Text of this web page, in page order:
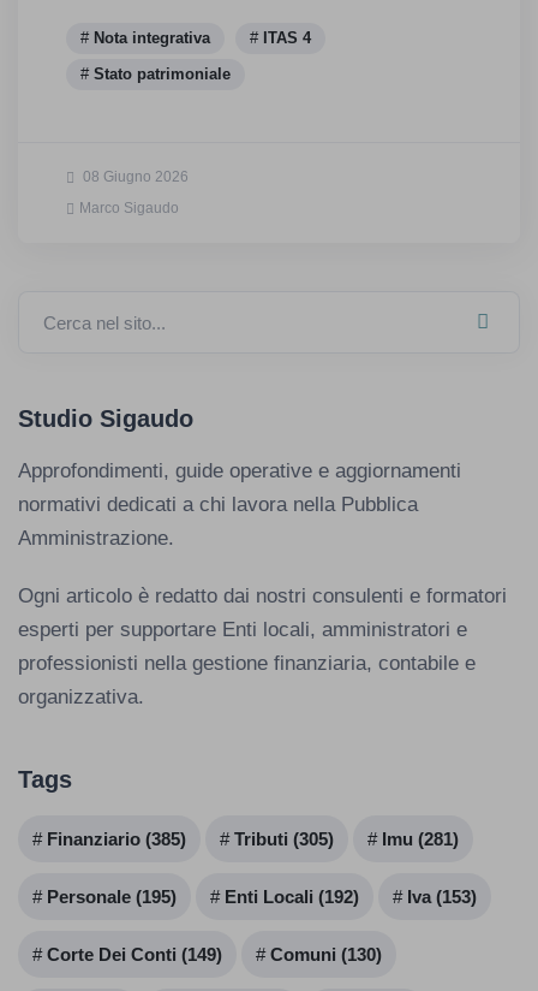
Nota integrativa
ITAS 4
Stato patrimoniale
08 Giugno 2026
Marco Sigaudo
Cerca nel sito...
Studio Sigaudo
Approfondimenti, guide operative e aggiornamenti
normativi dedicati a chi lavora nella Pubblica
Amministrazione.
Ogni articolo è redatto dai nostri consulenti e formatori
esperti per supportare Enti locali, amministratori e
professionisti nella gestione finanziaria, contabile e
organizzativa.
Tags
Finanziario (385) Tributi (305) Imu (281)
Personale (195) Enti Locali (192) Iva (153)
Corte Dei Conti (149) Comuni (130)